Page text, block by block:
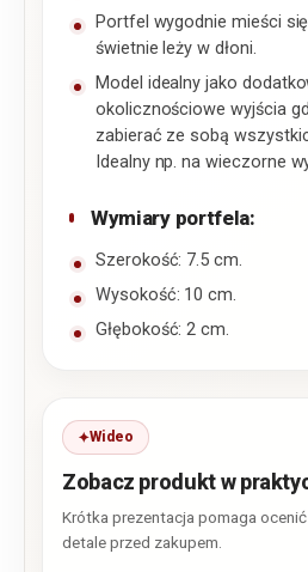
Portfel wygodnie mieści
świetnie leży w dłoni.
Model idealny jako
okolicznościowe wyjścia
zabierać ze sobą
Idealny np. na wieczorne
Wymiary portfela:
Szerokość: 7.5 cm.
Wysokość: 10 cm.
Głębokość: 2 cm.
Wideo
Zobacz produkt w
Krótka prezentacja pomaga
detale przed zakupem.